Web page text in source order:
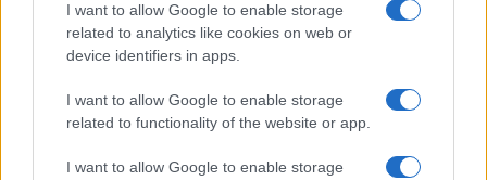
I want to allow Google to enable storage
related to analytics like cookies on web or
device identifiers in apps.
I want to allow Google to enable storage
related to functionality of the website or app.
I want to allow Google to enable storage
SERVIZI
Mappa del sito
Cookie Policy
Frasi suddivise per tema
Indice degli autori